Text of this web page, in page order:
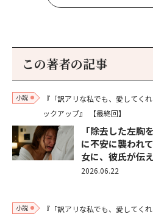
この著者の記事
小説
『「訳アリな私でも、愛してく
ックアップ』
【最終回】
「除去した左
に不安に襲われ
女に、彼氏が伝
2026.06.22
小説
『「訳アリな私でも、愛してく